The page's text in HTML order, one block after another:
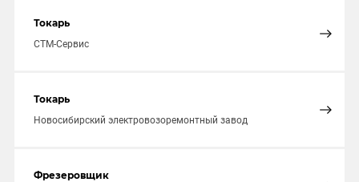
Токарь
СТМ-Сервис
Токарь
Новосибирский электровозоремонтный завод
Фрезеровщик